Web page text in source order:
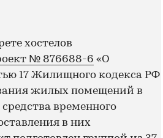
хостелов
№ 876688-6 «О
17 Жилищного кодекса РФ
жилых помещений в
временного
в них